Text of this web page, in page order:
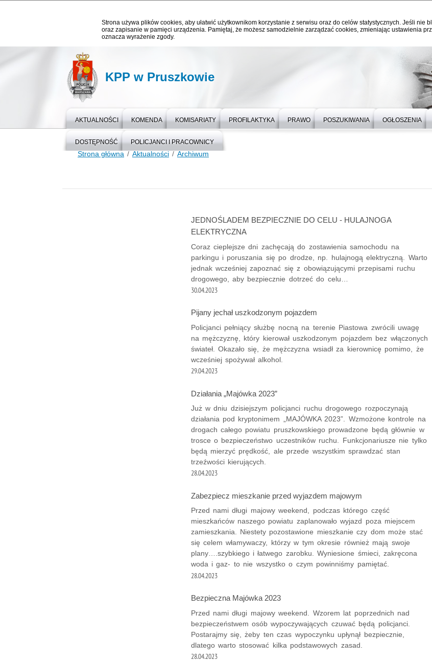
Strona używa plików cookies, aby ułatwić użytkownikom korzystanie z serwisu oraz do celów statystycznych. Jeśli nie
oraz zapisanie w pamięci urządzenia. Pamiętaj, że możesz samodzielnie zarządzać cookies, zmieniając ustawienia
oznacza wyrażenie zgody.
KPP w Pruszkowie
AKTUALNOŚCI KOMENDA KOMISARIATY PROFILAKTYKA PRAWO POSZUKIWANIA OGŁOSZENIA
DOSTĘPNOŚĆ POLICJANCI I PRACOWNICY
Strona główna Aktualności Archiwum
JEDNOŚLADEM BEZPIECZNIE DO CELU - HULAJNOGA
ELEKTRYCZNA
Coraz cieplejsze dni zachęcają do zostawienia samochodu na
parkingu i poruszania się po drodze, np. hulajnogą elektryczną. Warto
jednak wcześniej zapoznać się z obowiązującymi przepisami ruchu
drogowego, aby bezpiecznie dotrzeć do celu…
30.04.2023
Pijany jechał uszkodzonym pojazdem
Policjanci pełniący służbę nocną na terenie Piastowa zwrócili uwagę
na mężczyznę, który kierował uszkodzonym pojazdem bez włączonych
świateł. Okazało się, że mężczyzna wsiadł za kierownicę pomimo, że
wcześniej spożywał alkohol.
29.04.2023
Działania „Majówka 2023”
Już w dniu dzisiejszym policjanci ruchu drogowego rozpoczynają
działania pod kryptonimem „MAJÓWKA 2023”. Wzmożone kontrole na
drogach całego powiatu pruszkowskiego prowadzone będą głównie w
trosce o bezpieczeństwo uczestników ruchu. Funkcjonariusze nie tylko
będą mierzyć prędkość, ale przede wszystkim sprawdzać stan
trzeźwości kierujących.
28.04.2023
Zabezpiecz mieszkanie przed wyjazdem majowym
Przed nami długi majowy weekend, podczas którego część
mieszkańców naszego powiatu zaplanowało wyjazd poza miejscem
zamieszkania. Niestety pozostawione mieszkanie czy dom może stać
się celem włamywaczy, którzy w tym okresie również mają swoje
plany….szybkiego i łatwego zarobku. Wyniesione śmieci, zakręcona
woda i gaz- to nie wszystko o czym powinniśmy pamiętać.
28.04.2023
Bezpieczna Majówka 2023
Przed nami długi majowy weekend. Wzorem lat poprzednich nad
bezpieczeństwem osób wypoczywających czuwać będą policjanci.
Postarajmy się, żeby ten czas wypoczynku upłynął bezpiecznie,
dlatego warto stosować kilka podstawowych zasad.
28.04.2023